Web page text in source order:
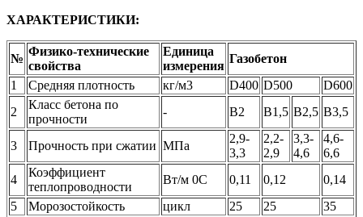
ХАРАКТЕРИСТИКИ:
№
Физико-технические
свойства
Единица
измерения
Газобетон
1
Средняя плотность кг/м3 D400 D500
D600
2
Класс бетона по
прочности
- B2 B1,5 B2,5 B3,5
3 Прочность при сжатии МПа
2,9-
3,3
2,2-
2,9
3,3-
4,6
4,6-
6,6
4
Коэффициент
теплопроводности
Вт/м 0С 0,11 0,12
0,14
5
Морозостойкость цикл 25 25
35